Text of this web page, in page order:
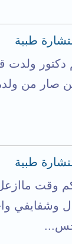
طبية
دكتور ولدت
صار من
طبية
وقت